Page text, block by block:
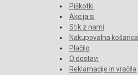
Piškotki
Akcija.si
Stik z nami
Nakupovalna košarica
Plačilo
O dostavi
Reklamacije in vračila